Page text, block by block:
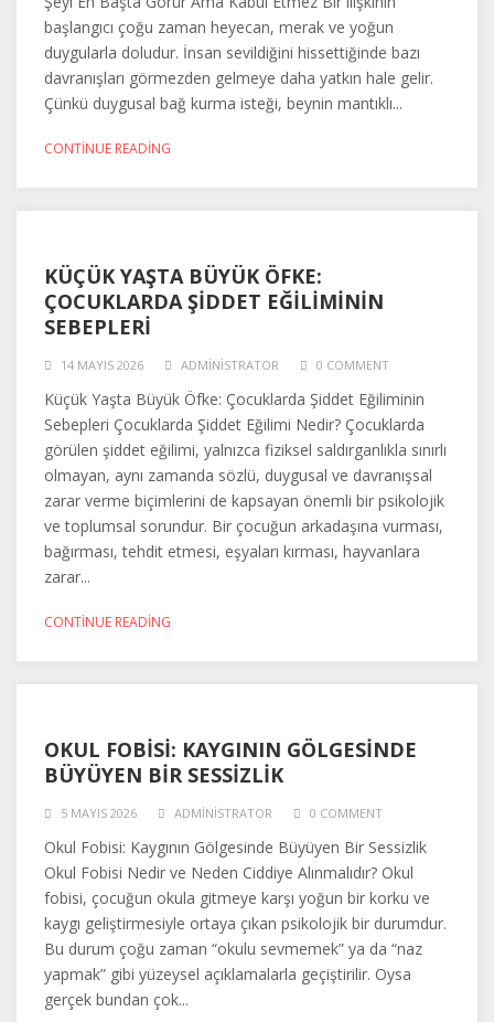
başlangıcı çoğu zaman heyecan, merak ve yoğun
duygularla doludur. İnsan sevildiğini hissettiğinde bazı
davranışları görmezden gelmeye daha yatkın hale gelir.
Çünkü duygusal bağ kurma isteği, beynin mantıklı...
CONTINUE READING
KÜÇÜK YAŞTA BÜYÜK ÖFKE:
ÇOCUKLARDA ŞIDDET EĞILIMININ
SEBEPLERI
14 MAYIS 2026 ADMINISTRATOR 0 COMMENT
Küçük Yaşta Büyük Öfke: Çocuklarda Şiddet Eğiliminin
Sebepleri Çocuklarda Şiddet Eğilimi Nedir? Çocuklarda
görülen şiddet eğilimi, yalnızca fiziksel saldırganlıkla sınırlı
olmayan, aynı zamanda sözlü, duygusal ve davranışsal
zarar verme biçimlerini de kapsayan önemli bir psikolojik
ve toplumsal sorundur. Bir çocuğun arkadaşına vurması,
bağırması, tehdit etmesi, eşyaları kırması, hayvanlara
zarar...
CONTINUE READING
OKUL FOBISI: KAYGININ GÖLGESINDE
BÜYÜYEN BIR SESSIZLIK
5 MAYIS 2026 ADMINISTRATOR 0 COMMENT
Okul Fobisi: Kaygının Gölgesinde Büyüyen Bir Sessizlik
Okul Fobisi Nedir ve Neden Ciddiye Alınmalıdır? Okul
fobisi, çocuğun okula gitmeye karşı yoğun bir korku ve
kaygı geliştirmesiyle ortaya çıkan psikolojik bir durumdur.
Bu durum çoğu zaman “okulu sevmemek” ya da “naz
yapmak” gibi yüzeysel açıklamalarla geçiştirilir. Oysa
gerçek bundan çok...